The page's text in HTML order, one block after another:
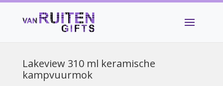
Lakeview 310 ml keramische
kampvuurmok